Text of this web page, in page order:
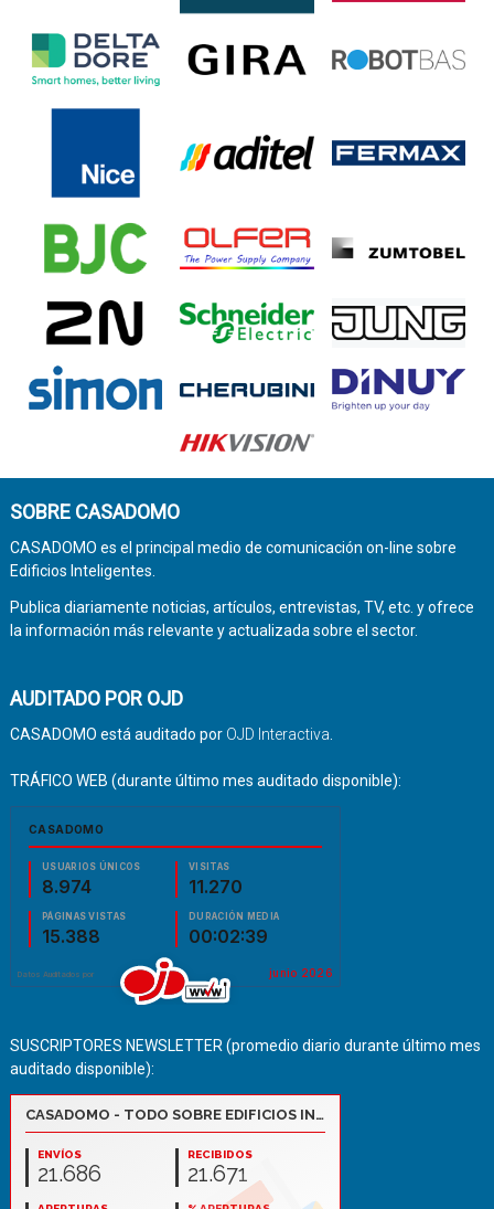
SOBRE CASADOMO
CASADOMO es el principal medio de comunicación on-line sobre
Edificios Inteligentes.
Publica diariamente noticias, artículos, entrevistas, TV, etc. y ofrece
la información más relevante y actualizada sobre el sector.
AUDITADO POR OJD
CASADOMO está auditado por OJD Interactiva
TRÁFICO WEB (durante último mes auditado disponible):
SUSCRIPTORES NEWSLETTER (promedio diario durante último mes
auditado disponible):